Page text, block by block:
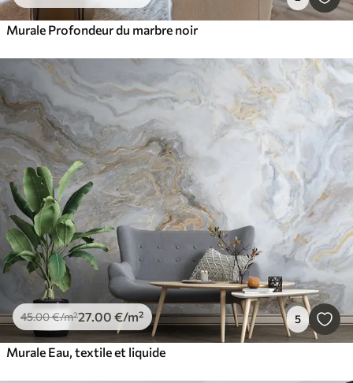
Murale Profondeur du marbre noir
45.00€/m²27.00 €/m² 5
Murale Eau, textile et liquide